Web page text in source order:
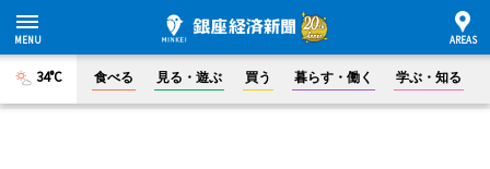
34°C 食べる 見る・遊ぶ 買う 暮らす・働く 学ぶ・知る